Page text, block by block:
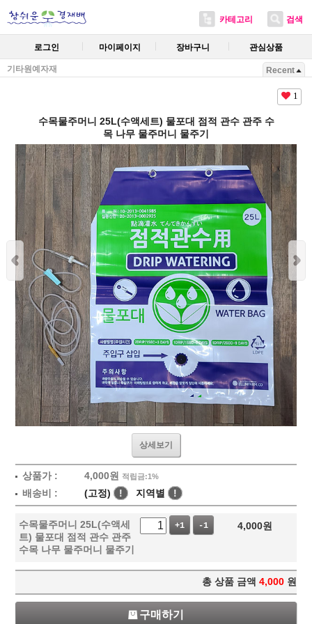
카테고리 검색
로그인 마이페이지 장바구니 관심상품
기타원예자재 Recent
1
수목물주머니 25L(수액세트) 물포대 점적 관수 관주 수
목 나무 물주머니 물주기
상세보기
상품가 : 4,000원 적립금:1%
배송비 : (고정) ! 지역별 !
수목물주머니 25L(수액세
트) 물포대 점적 관수 관주
수목 나무 물주머니 물주기
+1 -1 4,000원
총 상품 금액 4,000 원
구매하기